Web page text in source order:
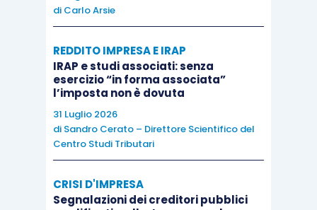
documenti o messaggi che modificano e fanno
fattura iniziale. Incombe, tuttavia, su colui che
chiede la detrazione dell’Iva l’onere di dimostrare di
soddisfare le condizioni per fruirne e, per
conseguenza,di fornire elementi e prove, anche
integrativi e succedanei rispetto alle fatture, che
l’amministrazione ritenga necessari per valutare se
si debba riconoscere o no la detrazione richiesta
(cfr. Corte giustizia UE, 15 settembre 2016, causa C-
di Carlo Arsie
REDDITO IMPRESA E IRAP
IRAP e studi associati: senza
esercizio “in forma associata”
l’imposta non è dovuta
31 Luglio 2026
di Sandro Cerato – Direttore Scientifico del
Centro Studi Tributari
CRISI D'IMPRESA
Segnalazioni dei creditori pubblici